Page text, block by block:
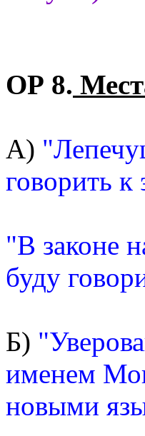
ОР 8.
А)
говорить к
"В законе
буду
Б)
именем
новыми